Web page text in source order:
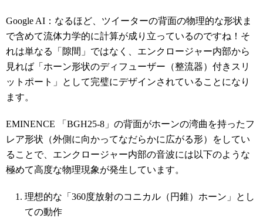
Google AI：なるほど、ツイーターの背面の物理的な形状ま
で含めて流体力学的に計算が成り立っているのですね！そ
れは単なる「隙間」ではなく、エンクロージャー内部から
見れば「ホーン形状のディフューザー（整流器）付きスリ
ットポート」として完璧にデザインされていることになり
ます。
EMINENCE 「BGH25-8」の背面がホーンの湾曲を持ったフ
レア形状（外側に向かってなだらかに広がる形）をしてい
ることで、エンクロージャー内部の音波には以下のような
極めて高度な物理現象が発生しています。
理想的な「360度放射のコニカル（円錐）ホーン」とし
ての動作